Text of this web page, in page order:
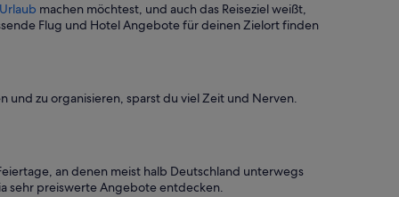
machen möchtest, und auch das Reiseziel weißt,
Flug und Hotel Angebote für deinen Zielort finden
und zu organisieren, sparst du viel Zeit und Nerven.
an denen meist halb Deutschland unterwegs
sehr preiswerte Angebote entdecken.